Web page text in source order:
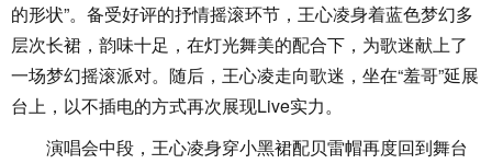
的形状”。备受好评的抒情摇滚环节，王心凌身着蓝色梦幻多
层次长裙，韵味十足，在灯光舞美的配合下，为歌迷献上了
一场梦幻摇滚派对。随后，王心凌走向歌迷，坐在“羞哥”延展
台上，以不插电的方式再次展现Live实力。
演唱会中段，王心凌身穿小黑裙配贝雷帽再度回到舞台